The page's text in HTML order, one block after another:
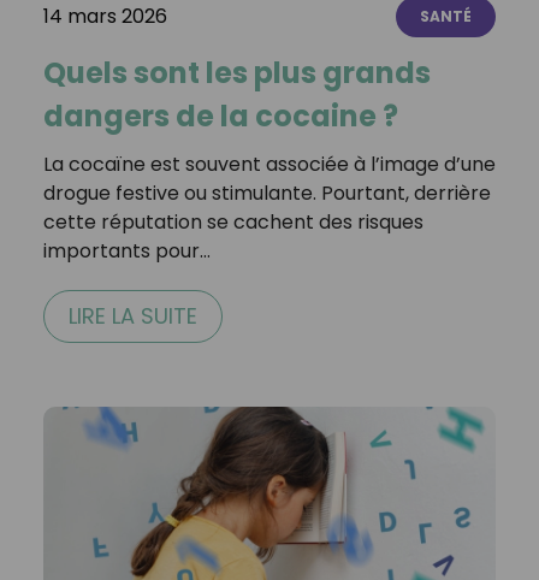
14 mars 2026 SANTÉ
Quels sont les plus grands
dangers de la cocaine ?
La cocaïne est souvent associée à l’image d’une
drogue festive ou stimulante. Pourtant, derrière
cette réputation se cachent des risques
importants pour…
LIRE LA SUITE